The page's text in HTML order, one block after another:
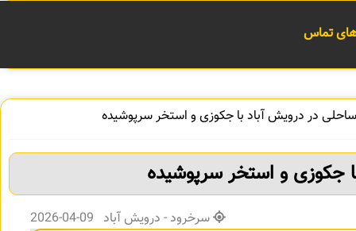
های تماس
در درویش آباد با جکوزی و استخر سرپوشیده
جکوزی و استخر سرپوشیده
سرخرود - درویش آباد 09-04-2026